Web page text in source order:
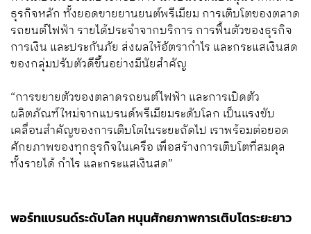
ธุรกิจหลัก ทั้งยอดขายยานยนต์พรีเมียม การเติบโตของตลาด
รถยนต์ไฟฟ้า รายได้ประจำจากบริการ การฟื้นตัวของธุรกิจ
การเงิน และประกันภัย ส่งผลให้อัตรากำไร และกระแสเงินสด
ของกลุ่มปรับตัวดีขึ้นอย่างมีนัยสำคัญ
“การขยายตัวของตลาดรถยนต์ไฟฟ้า และการเปิดตัว
ผลิตภัณฑ์ใหม่จากแบรนด์พรีเมียมระดับโลก เป็นแรงขับ
เคลื่อนสำคัญของการเติบโตในระยะถัดไป เราพร้อมต่อยอด
ศักยภาพของทุกธุรกิจในเครือ เพื่อสร้างการเติบโตที่สมดุล
ทั้งรายได้ กำไร และกระแสเงินสด”
พอร์ทแบรนด์ระดับโลก หนุนศักยภาพการเติบโตระยะยาว